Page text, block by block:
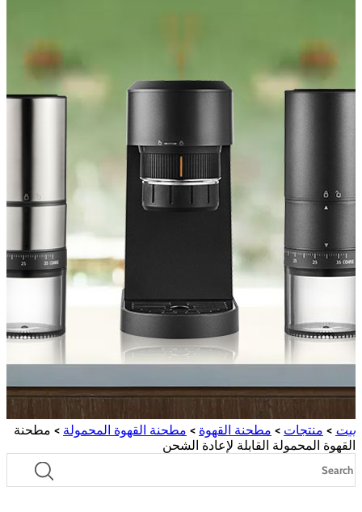
بيت > منتجات > مطحنة القهوة > مطحنة القهوة المحمولة > مطحنة
القهوة المحمولة القابلة لإعادة الشحن